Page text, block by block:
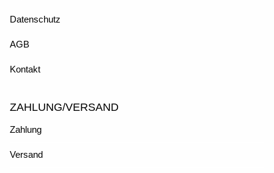
Datenschutz
AGB
Kontakt
ZAHLUNG/VERSAND
Zahlung
Versand